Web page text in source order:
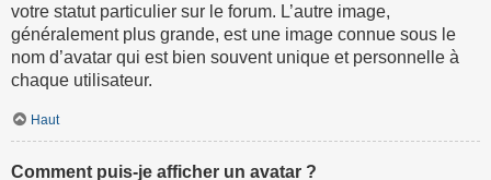
votre statut particulier sur le forum. L’autre image,
généralement plus grande, est une image connue sous le
nom d’avatar qui est bien souvent unique et personnelle à
chaque utilisateur.
Haut
Comment puis-je afficher un avatar ?